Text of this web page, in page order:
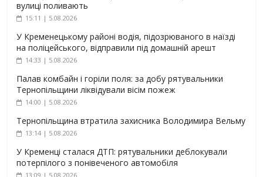
вулиці поливають
15:11 | 5.08.2026
У Кременецькому районі водія, підозрюваного в наїзді
на поліцейського, відправили під домашній арешт
14:33 | 5.08.2026
Палав комбайн і горіли поля: за добу рятувальники
Тернопільщини ліквідували вісім пожеж
14:00 | 5.08.2026
Тернопільщина втратила захисника Володимира Вельму
13:14 | 5.08.2026
У Кременці сталася ДТП: рятувальники деблокували
потерпілого з понівеченого автомобіля
13:09 | 5.08.2026